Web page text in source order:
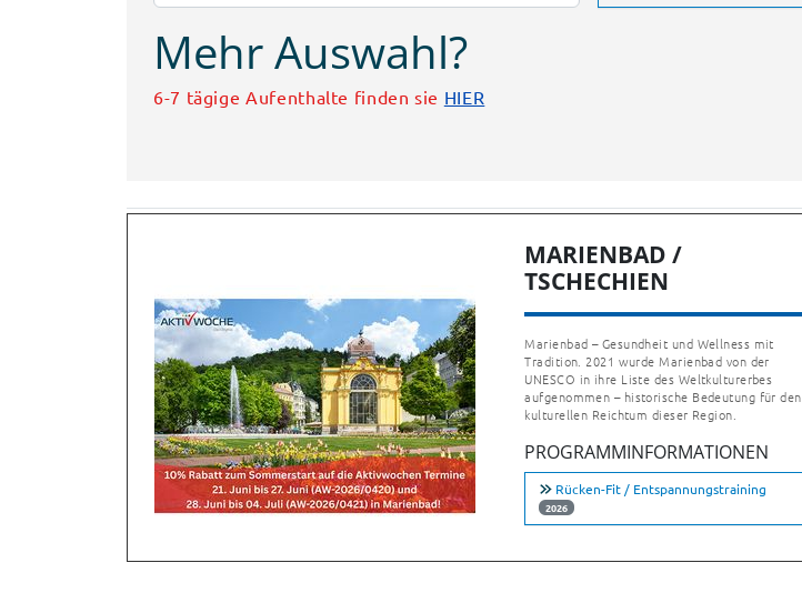
Mehr Auswahl?
6-7 tägige Aufenthalte finden sie HIER
MARIENBAD /
TSCHECHIEN
Marienbad – Gesundheit und Wellness mit
Tradition. 2021 wurde Marienbad von der
UNESCO in ihre Liste des Weltkulturerbes
aufgenommen – historische Bedeutung für den
kulturellen Reichtum dieser Region.
PROGRAMMINFORMATIONEN
Rücken-Fit / Entspannungstraining
2026